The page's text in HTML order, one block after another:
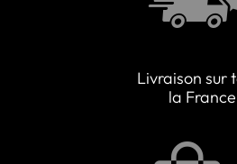
Livraison sur
la France